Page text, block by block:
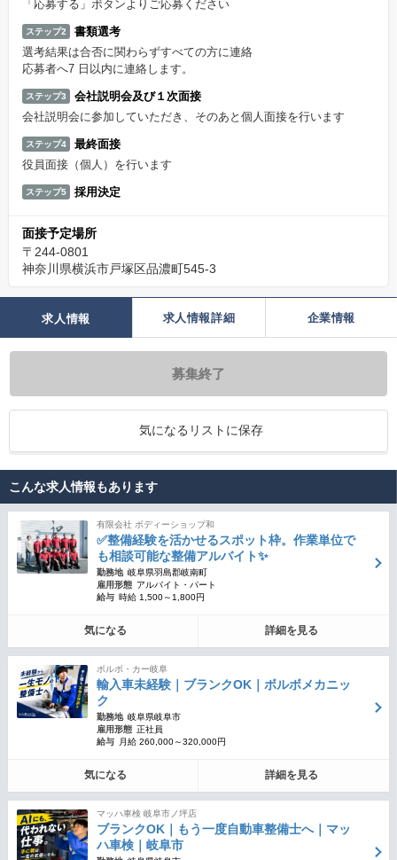
「応募する」ボタンよりご応募ください
ステップ2
書類選考
選考結果は合否に関わらずすべての方に連絡
応募者へ7 日以内に連絡します。
ステップ3
会社説明会及び１次面接
会社説明会に参加していただき、そのあと個人面接を行います
ステップ4
最終面接
役員面接（個人）を行います
ステップ5 採用決定
面接予定場所
〒244-0801
神奈川県横浜市戸塚区品濃町545-3
求人情報 求人情報詳細 企業情報
募集終了
気になるリストに保存
こんな求人情報もあります
有限会社 ボディーショップ和
✅整備経験を活かせるスポット枠。作業単位で
も相談可能な整備アルバイト✨
勤務地 岐阜県羽島郡岐南町
雇用形態 アルバイト・パート
給与 時給 1,500～1,800円
気になる 詳細を見る
ボルボ・カー岐阜
輸入車未経験｜ブランクOK｜ボルボメカニッ
ク
勤務地 岐阜県岐阜市
雇用形態 正社員
給与
月給 260,000～320,000円
気になる 詳細を見る
マッハ車検 岐阜市ノ坪店
ブランクOK｜もう一度自動車整備士へ｜マッ
ハ車検｜岐阜市